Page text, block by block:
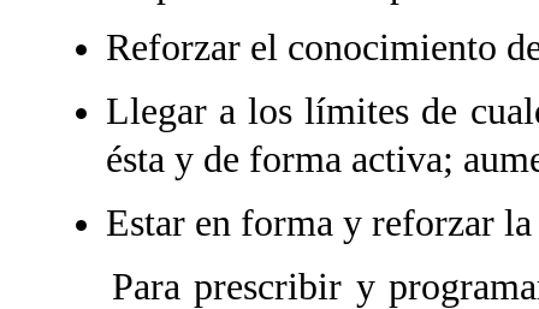
Reforzar el conocimiento
Llegar a los límites de
ésta y de forma activa;
Estar en forma y reforzar la
Para prescribir y